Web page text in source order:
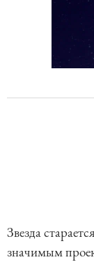
Звезда
значимым